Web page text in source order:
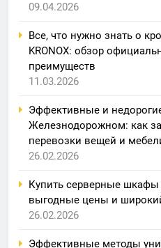
09.04.2026
Все, что нужно знать о
KRONOX: обзор
преимуществ
11.03.2026
Эффективные и
Железнодорожном: как
перевозки вещей и
26.02.2026
Купить серверные шкафы
выгодные цены и
26.02.2026
Эффективные методы